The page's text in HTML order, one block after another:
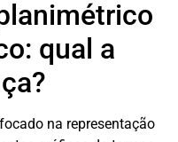
qual a
na representação